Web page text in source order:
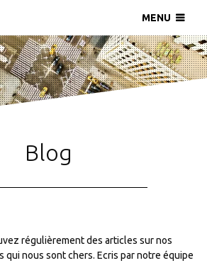
MENU
Blog
régulièrement des articles sur nos
qui nous sont chers. Ecris par notre équipe